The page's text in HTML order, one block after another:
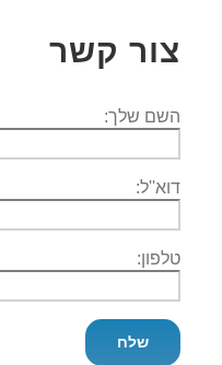
צור קשר
השם שלך:
דוא''ל:
טלפון: